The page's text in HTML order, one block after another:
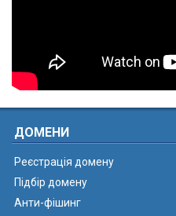
ДОМЕНИ
Реєстрація домену
Підбір домену
Анти-фішинг